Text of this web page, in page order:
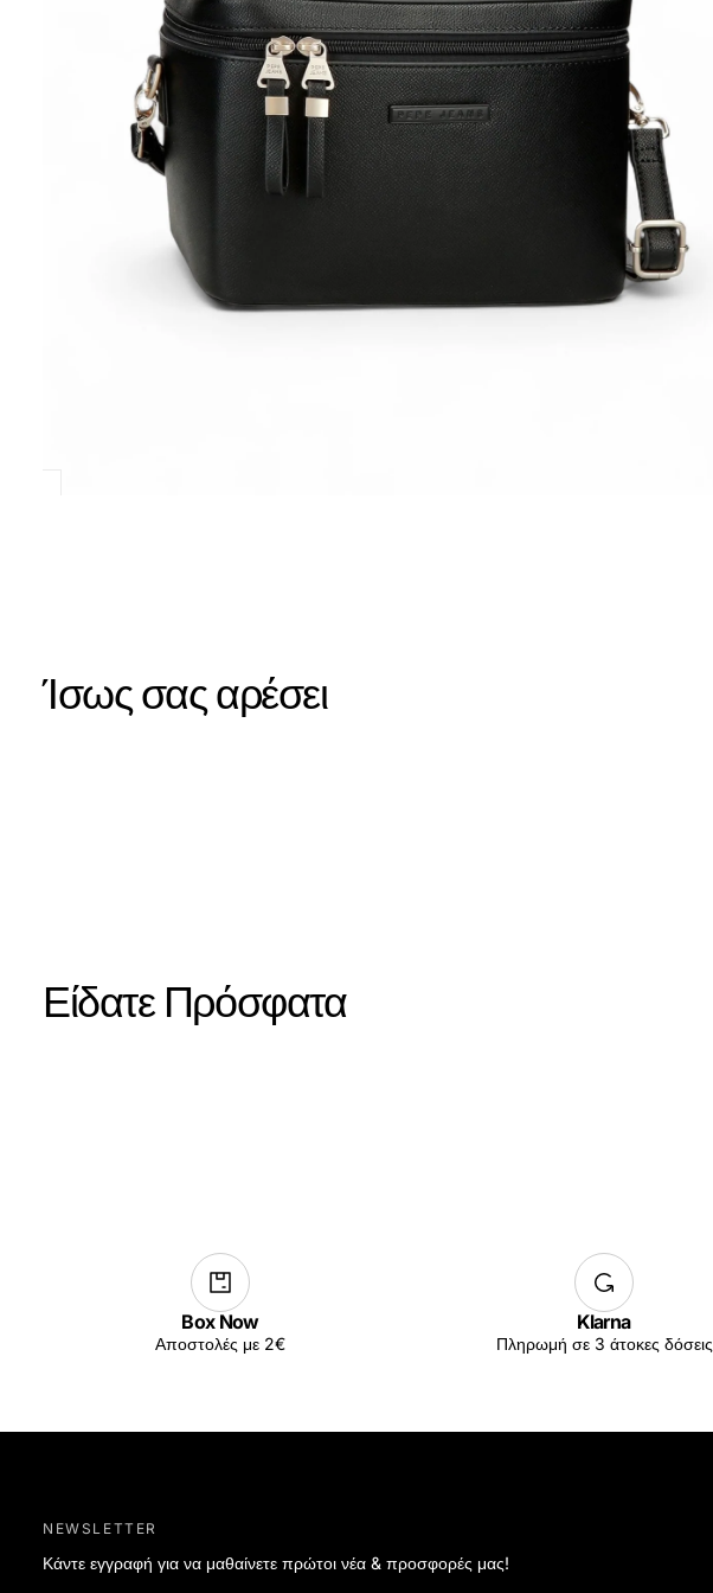
Ίσως σας αρέσει
Είδατε Πρόσφατα
Box Now
Αποστολές με 2€
Klarna
Πληρωμή σε 3 άτοκες δόσεις
NEWSLETTER
Κάντε εγγραφή για να μαθαίνετε πρώτοι νέα & προσφορές μας!